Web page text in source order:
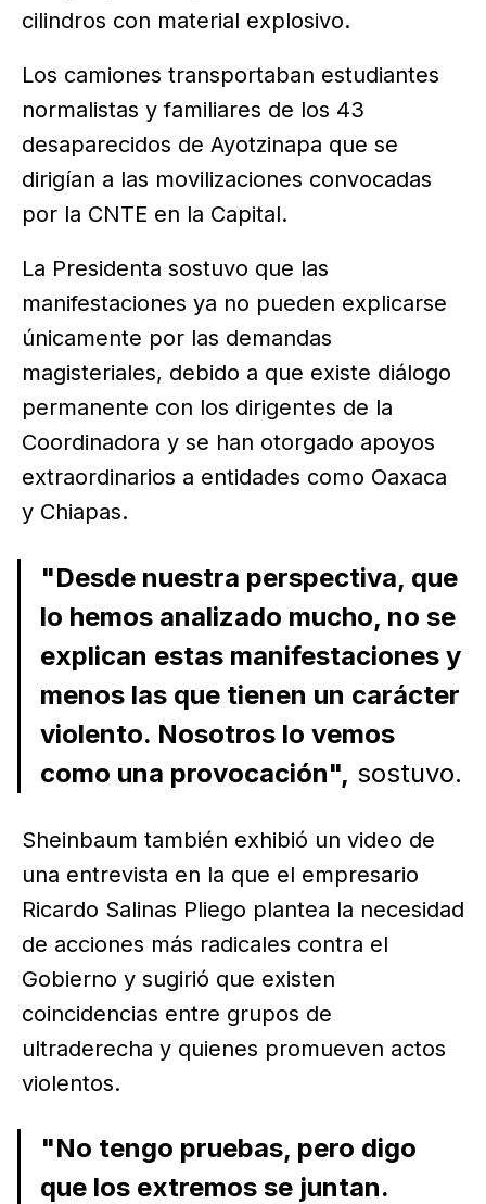
cilindros con material explosivo.
Los camiones transportaban estudiantes
normalistas y familiares de los 43
desaparecidos de Ayotzinapa que se
dirigían a las movilizaciones convocadas
por la CNTE en la Capital.
La Presidenta sostuvo que las
manifestaciones ya no pueden explicarse
únicamente por las demandas
magisteriales, debido a que existe diálogo
permanente con los dirigentes de la
Coordinadora y se han otorgado apoyos
extraordinarios a entidades como Oaxaca
y Chiapas.
"Desde nuestra perspectiva, que
lo hemos analizado mucho, no se
explican estas manifestaciones y
menos las que tienen un carácter
violento. Nosotros lo vemos
como una provocación", sostuvo.
Sheinbaum también exhibió un video de
una entrevista en la que el empresario
Ricardo Salinas Pliego plantea la necesidad
de acciones más radicales contra el
Gobierno y sugirió que existen
coincidencias entre grupos de
ultraderecha y quienes promueven actos
violentos.
"No tengo pruebas, pero digo
que los extremos se juntan.